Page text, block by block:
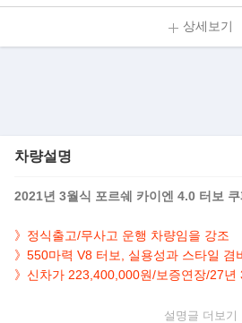
상세보기
차량설명
2021년 3월식 포르쉐 카이엔 4.0 터보
》정식출고/무사고 운행 차량임을 강조
》550마력 V8 터보, 실용성과 스타일 겸
》신차가 223,400,000원/보증연장/27년
설명글